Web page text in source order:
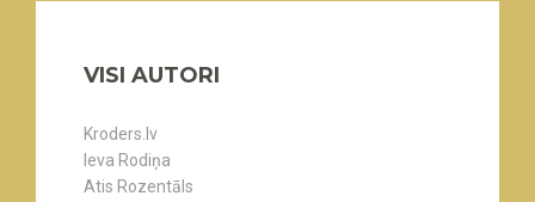
VISI AUTORI
Kroders.lv
Ieva Rodiņa
Atis Rozentāls